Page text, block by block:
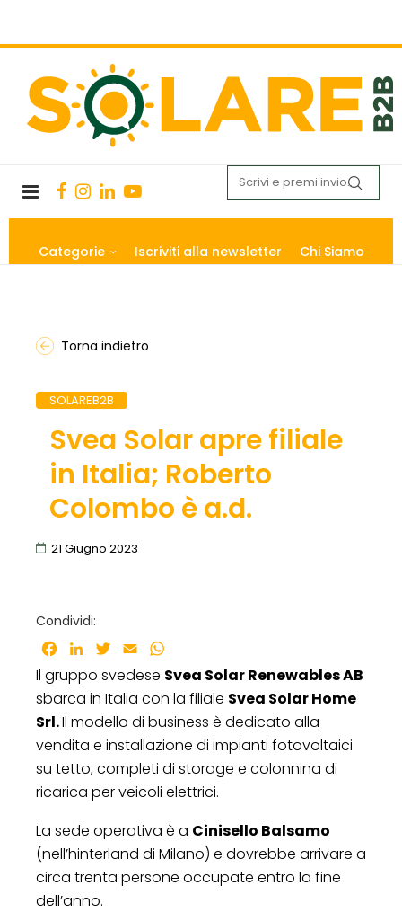
Categorie Iscriviti alla newsletter Chi Siamo
Torna indietro
SOLAREB2B
Svea Solar apre filiale
in Italia; Roberto
Colombo è a.d.
21 Giugno 2023
Condividi:
Facebook
LinkedInTwitter
Email
Il gruppo svedese Svea Solar Renewables AB
sbarca in Italia con la filiale Svea Solar Home
Srl.Il modello di business è dedicato alla
vendita e installazione di impianti fotovoltaici
su tetto, completi di storage e colonnina di
ricarica per veicoli elettrici.
La sede operativa è a Cinisello Balsamo
(nell’hinterland di Milano) e dovrebbe arrivare a
circa trenta persone occupate entro la fine
dell’anno.